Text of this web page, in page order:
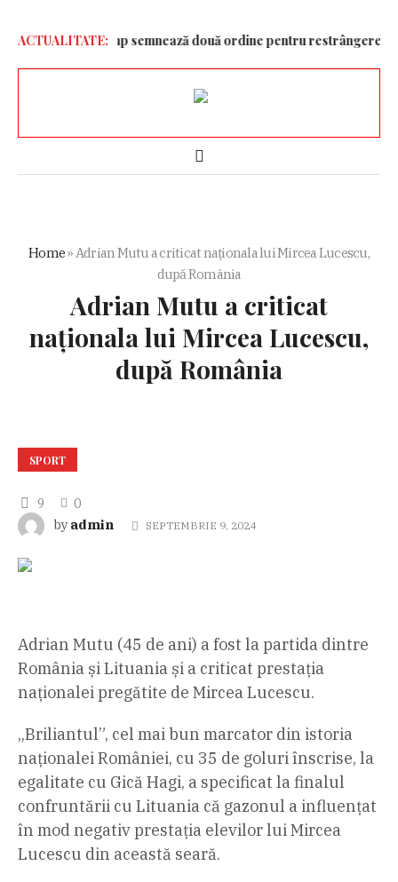
ACTUALITATE:
Trump semnează două ordine pentru restrângerea
Home»Adrian Mutu a criticat naționala lui Mircea Lucescu,
după România
Adrian Mutu a criticat
naționala lui Mircea Lucescu,
după România
SPORT
9
0
by admin SEPTEMBRIE 9, 2024
Adrian Mutu (45 de ani) a fost la partida dintre
România și Lituania și a criticat prestația
naționalei pregătite de Mircea Lucescu.
„Briliantul”, cel mai bun marcator din istoria
naționalei României, cu 35 de goluri înscrise, la
egalitate cu Gică Hagi, a specificat la finalul
confruntării cu Lituania că gazonul a influențat
în mod negativ prestația elevilor lui Mircea
Lucescu din această seară.